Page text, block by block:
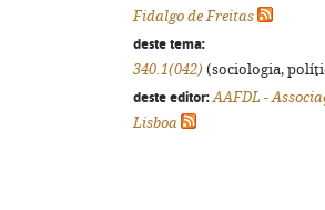
Fidalgo de Freitas
deste tema:
340.1(042) (sociologia,
deste editor: AAFDL -
Lisboa